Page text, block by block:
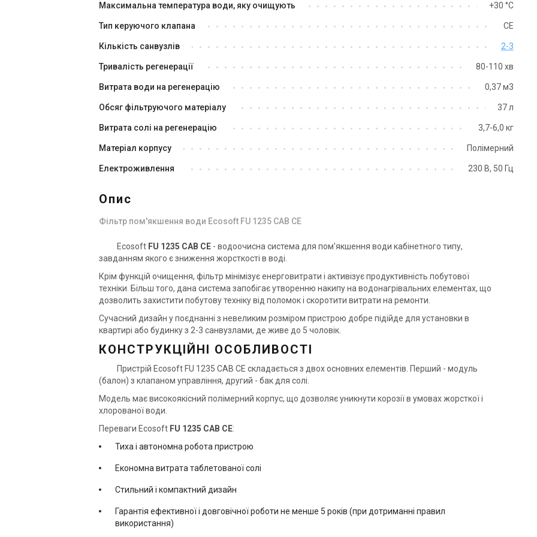
Ecosoft FU 1665 EK
Ціна
Ecosoft FU 0818 Cab CG
Ecosoft FU 0835 Cab CE
В наявності Залишити відгук
Фільтр пом’якшення води
Ecosoft FU 1035 Cab CE
Ціна
Купити
В наявності Відгуки 1
Фільтр пом’якшення води
Ecosoft FU 1054 CE
Ціна
Купити
В наявності Залишити
Фільтр пом’якшення води
В наявності
Максимальна температура води, яку очищують +30 °С
Тип керуючого клапана СЕ
Кількість санвузлів 2-3
Тривалість регенерації 80-110 хв
Витрата води на регенерацію 0,37 м3
Обсяг фільтруючого матеріалу 37 л
Витрата солі на регенерацію 3,7-6,0 кг
Матеріал корпусу Полімерний
Електроживлення 230 В, 50 Гц
Опис
Фільтр пом'якшення води Ecosoft FU 1235 CAB CE
Ecosoft FU 1235 CAB CE - водоочисна система для пом'якшення води кабінетного типу,
завданням якого є зниження жорсткості в воді.
Крім функцій очищення, фільтр мінімізує енерговитрати і активізує продуктивність побутової
техніки. Більш того, дана система запобігає утворенню накипу на водонагрівальних елементах, що
дозволить захистити побутову техніку від поломок і скоротити витрати на ремонти.
Сучасний дизайн у поєднанні з невеликим розміром пристрою добре підійде для установки в
квартирі або будинку з 2-3 санвузлами, де живе до 5 чоловік.
КОНСТРУКЦІЙНІ ОСОБЛИВОСТІ
Пристрій Ecosoft FU 1235 CAB CE складається з двох основних елементів. Перший - модуль
(балон) з клапаном управління, другий - бак для солі.
Модель має високоякісний полімерний корпус, що дозволяє уникнути корозії в умовах жорсткої і
хлорованої води.
Переваги Ecosoft FU 1235 CAB CE:
Тиха і автономна робота пристрою
Економна витрата таблетованої солі
Стильний і компактний дизайн
Гарантія ефективної і довговічної роботи не менше 5 років (при дотриманні правил
використання)